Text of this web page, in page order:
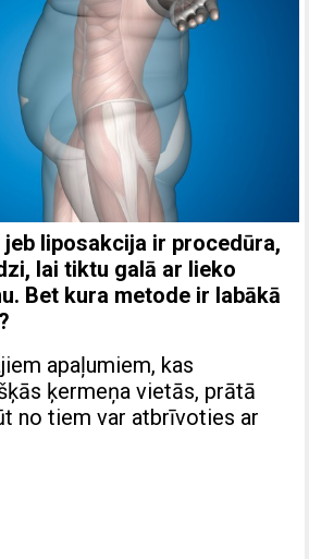
liposakcija ir procedūra,
lai tiktu galā ar lieko
Bet kura metode ir labākā
apaļumiem, kas
ķermeņa vietās, prātā
no tiem var atbrīvoties ar